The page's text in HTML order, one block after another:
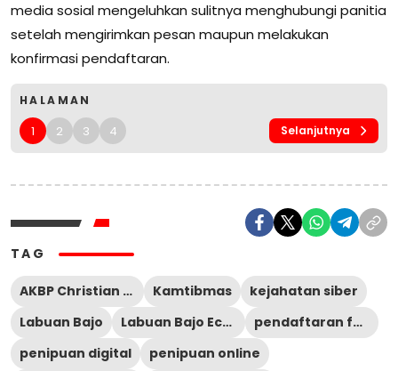
media sosial mengeluhkan sulitnya menghubungi panitia
setelah mengirimkan pesan maupun melakukan
konfirmasi pendaftaran.
HALAMAN
1 2 3 4 Selanjutnya
TAG
AKBP Christian Kadang Kamtibmas
kejahatan siber
Labuan Bajo
Labuan Bajo Eco Run 2026
pendaftaran fun run
penipuan digital
penipuan online